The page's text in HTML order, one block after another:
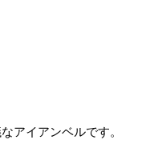
アイアンベルです。